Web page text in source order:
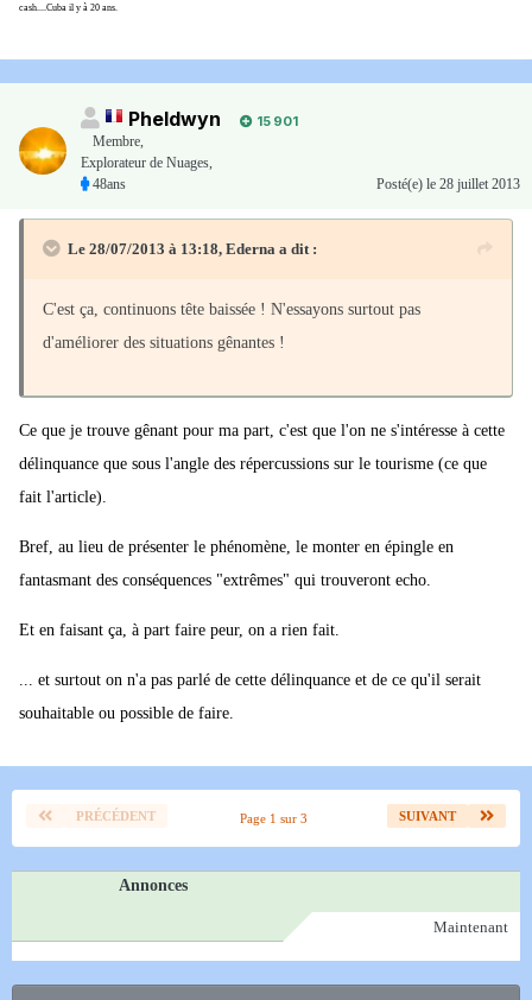
cash....Cuba il y à 20 ans.
Pheldwyn
15 901
Membre
Explorateur de Nuages,
48ans
Posté(e) le 28 juillet 2013
Le 28/07/2013 à 13:18, Ederna a dit :
C'est ça, continuons tête baissée ! N'essayons surtout pas
d'améliorer des situations gênantes !
Ce que je trouve gênant pour ma part, c'est que l'on ne s'intéresse à cette
délinquance que sous l'angle des répercussions sur le tourisme (ce que
fait l'article).
Bref, au lieu de présenter le phénomène, le monter en épingle en
fantasmant des conséquences "extrêmes" qui trouveront echo.
Et en faisant ça, à part faire peur, on a rien fait.
... et surtout on n'a pas parlé de cette délinquance et de ce qu'il serait
souhaitable ou possible de faire.
PRÉCÉDENT SUIVANT
Page 1 sur 3
Annonces
Maintenant